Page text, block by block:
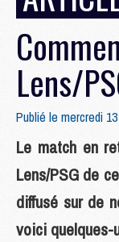
Lens/
Publié le mercredi
Le match en
Lens/PSG de
diffusé sur de
voici quelques-